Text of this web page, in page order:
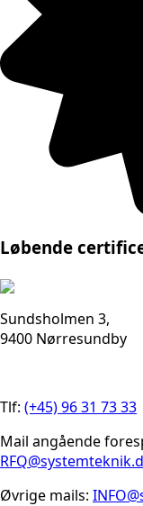
Løbende
Sundsholmen 3,
9400 Nørresundby
Tlf: (+45) 96 31 73 33
Mail angående
Øvrige mails: